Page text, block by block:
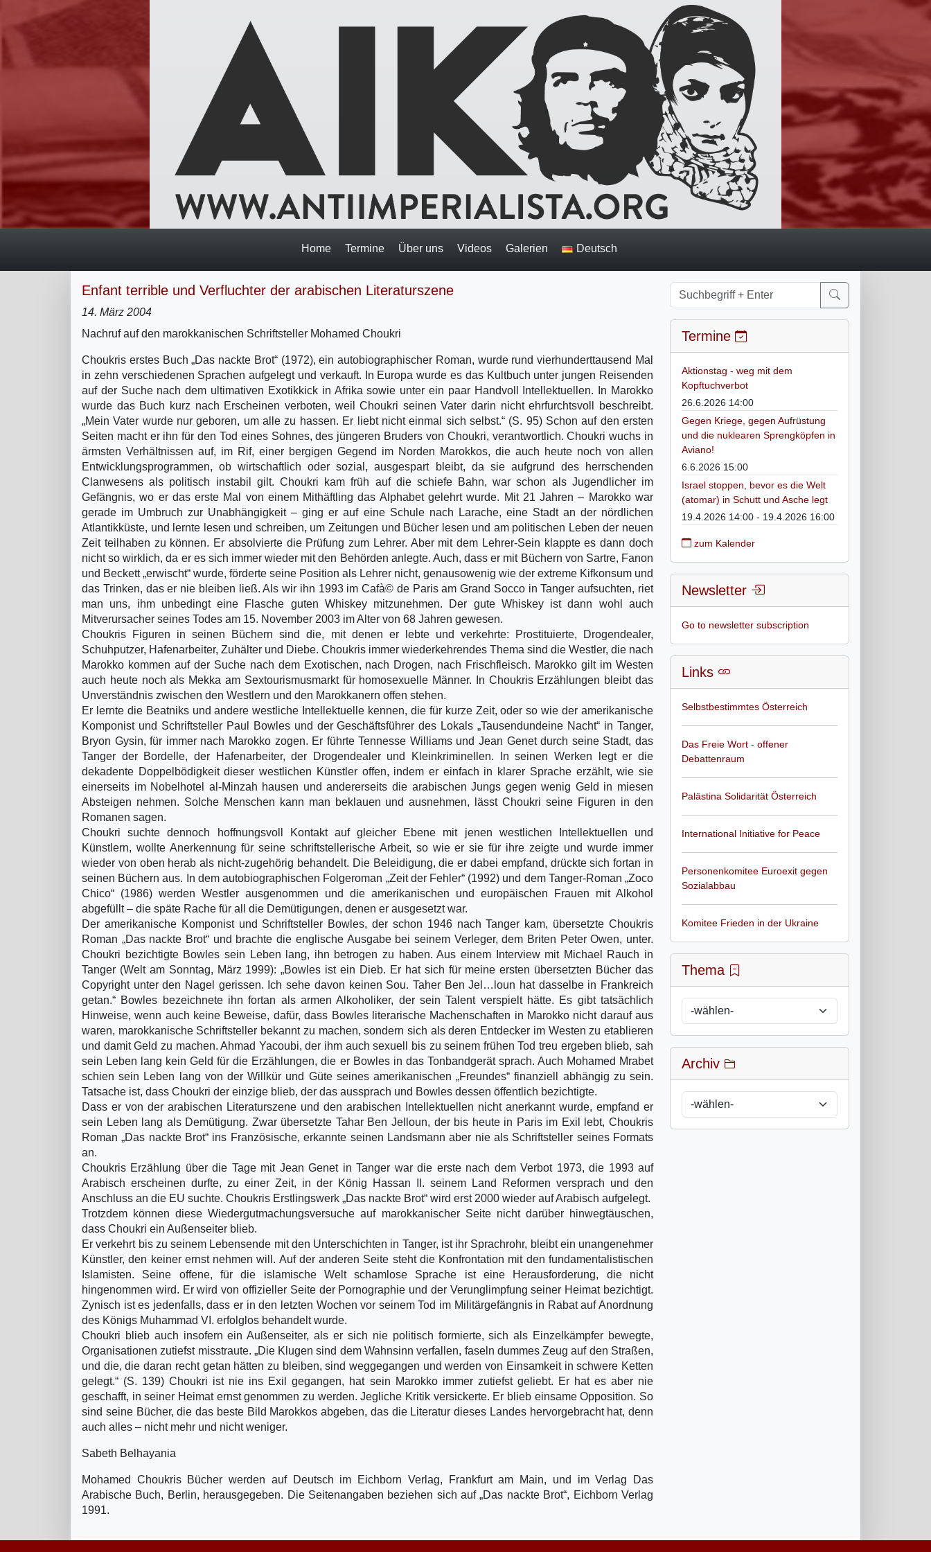
Home Termine Über uns Videos Galerien Deutsch
Enfant terrible und Verfluchter der arabischen Literaturszene
14. März 2004
Nachruf auf den marokkanischen Schriftsteller Mohamed Choukri
Choukris erstes Buch „Das nackte Brot“ (1972), ein autobiographischer Roman, wurde rund vierhunderttausend Mal
in zehn verschiedenen Sprachen aufgelegt und verkauft. In Europa wurde es das Kultbuch unter jungen Reisenden
auf der Suche nach dem ultimativen Exotikkick in Afrika sowie unter ein paar Handvoll Intellektuellen. In Marokko
wurde das Buch kurz nach Erscheinen verboten, weil Choukri seinen Vater darin nicht ehrfurchtsvoll beschreibt.
„Mein Vater wurde nur geboren, um alle zu hassen. Er liebt nicht einmal sich selbst.“ (S. 95) Schon auf den ersten
Seiten macht er ihn für den Tod eines Sohnes, des jüngeren Bruders von Choukri, verantwortlich. Choukri wuchs in
ärmsten Verhältnissen auf, im Rif, einer bergigen Gegend im Norden Marokkos, die auch heute noch von allen
Entwicklungsprogrammen, ob wirtschaftlich oder sozial, ausgespart bleibt, da sie aufgrund des herrschenden
Clanwesens als politisch instabil gilt. Choukri kam früh auf die schiefe Bahn, war schon als Jugendlicher im
Gefängnis, wo er das erste Mal von einem Mithäftling das Alphabet gelehrt wurde. Mit 21 Jahren – Marokko war
gerade im Umbruch zur Unabhängigkeit – ging er auf eine Schule nach Larache, eine Stadt an der nördlichen
Atlantikküste, und lernte lesen und schreiben, um Zeitungen und Bücher lesen und am politischen Leben der neuen
Zeit teilhaben zu können. Er absolvierte die Prüfung zum Lehrer. Aber mit dem Lehrer-Sein klappte es dann doch
nicht so wirklich, da er es sich immer wieder mit den Behörden anlegte. Auch, dass er mit Büchern von Sartre, Fanon
und Beckett „erwischt“ wurde, förderte seine Position als Lehrer nicht, genausowenig wie der extreme Kifkonsum und
das Trinken, das er nie bleiben ließ. Als wir ihn 1993 im Cafà© de Paris am Grand Socco in Tanger aufsuchten, riet
man uns, ihm unbedingt eine Flasche guten Whiskey mitzunehmen. Der gute Whiskey ist dann wohl auch
Mitverursacher seines Todes am 15. November 2003 im Alter von 68 Jahren gewesen.
Choukris Figuren in seinen Büchern sind die, mit denen er lebte und verkehrte: Prostituierte, Drogendealer,
Schuhputzer, Hafenarbeiter, Zuhälter und Diebe. Choukris immer wiederkehrendes Thema sind die Westler, die nach
Marokko kommen auf der Suche nach dem Exotischen, nach Drogen, nach Frischfleisch. Marokko gilt im Westen
auch heute noch als Mekka am Sextourismusmarkt für homosexuelle Männer. In Choukris Erzählungen bleibt das
Unverständnis zwischen den Westlern und den Marokkanern offen stehen.
Er lernte die Beatniks und andere westliche Intellektuelle kennen, die für kurze Zeit, oder so wie der amerikanische
Komponist und Schriftsteller Paul Bowles und der Geschäftsführer des Lokals „Tausendundeine Nacht“ in Tanger,
Bryon Gysin, für immer nach Marokko zogen. Er führte Tennesse Williams und Jean Genet durch seine Stadt, das
Tanger der Bordelle, der Hafenarbeiter, der Drogendealer und Kleinkriminellen. In seinen Werken legt er die
dekadente Doppelbödigkeit dieser westlichen Künstler offen, indem er einfach in klarer Sprache erzählt, wie sie
einerseits im Nobelhotel al-Minzah hausen und andererseits die arabischen Jungs gegen wenig Geld in miesen
Absteigen nehmen. Solche Menschen kann man beklauen und ausnehmen, lässt Choukri seine Figuren in den
Romanen sagen.
Choukri suchte dennoch hoffnungsvoll Kontakt auf gleicher Ebene mit jenen westlichen Intellektuellen und
Künstlern, wollte Anerkennung für seine schriftstellerische Arbeit, so wie er sie für ihre zeigte und wurde immer
wieder von oben herab als nicht-zugehörig behandelt. Die Beleidigung, die er dabei empfand, drückte sich fortan in
seinen Büchern aus. In dem autobiographischen Folgeroman „Zeit der Fehler“ (1992) und dem Tanger-Roman „Zoco
Chico“ (1986) werden Westler ausgenommen und die amerikanischen und europäischen Frauen mit Alkohol
abgefüllt – die späte Rache für all die Demütigungen, denen er ausgesetzt war.
Der amerikanische Komponist und Schriftsteller Bowles, der schon 1946 nach Tanger kam, übersetzte Choukris
Roman „Das nackte Brot“ und brachte die englische Ausgabe bei seinem Verleger, dem Briten Peter Owen, unter.
Choukri bezichtigte Bowles sein Leben lang, ihn betrogen zu haben. Aus einem Interview mit Michael Rauch in
Tanger (Welt am Sonntag, März 1999): „Bowles ist ein Dieb. Er hat sich für meine ersten übersetzten Bücher das
Copyright unter den Nagel gerissen. Ich sehe davon keinen Sou. Taher Ben Jel…­loun hat dasselbe in Frankreich
getan.“ Bowles bezeichnete ihn fortan als armen Alkoholiker, der sein Talent verspielt hätte. Es gibt tatsächlich
Hinweise, wenn auch keine Beweise, dafür, dass Bowles literarische Machenschaften in Marokko nicht darauf aus
waren, marokkanische Schriftsteller bekannt zu machen, sondern sich als deren Entdecker im Westen zu etablieren
und damit Geld zu machen. Ahmad Yacoubi, der ihm auch sexuell bis zu seinem frühen Tod treu ergeben blieb, sah
sein Leben lang kein Geld für die Erzählungen, die er Bowles in das Tonbandgerät sprach. Auch Mohamed Mrabet
schien sein Leben lang von der Willkür und Güte seines amerikanischen „Freundes“ finanziell abhängig zu sein.
Tatsache ist, dass Choukri der einzige blieb, der das aussprach und Bowles dessen öffentlich bezichtigte.
Dass er von der arabischen Literaturszene und den arabischen Intellektuellen nicht anerkannt wurde, empfand er
sein Leben lang als Demütigung. Zwar übersetzte Tahar Ben Jelloun, der bis heute in Paris im Exil lebt, Choukris
Roman „Das nackte Brot“ ins Französische, erkannte seinen Landsmann aber nie als Schriftsteller seines Formats
an.
Choukris Erzählung über die Tage mit Jean Genet in Tanger war die erste nach dem Verbot 1973, die 1993 auf
Arabisch erscheinen durfte, zu einer Zeit, in der König Hassan II. seinem Land Reformen versprach und den
Anschluss an die EU suchte. Choukris Erstlingswerk „Das nackte Brot“ wird erst 2000 wieder auf Arabisch aufgelegt.
Trotzdem können diese Wiedergutmachungsversuche auf marokkanischer Seite nicht darüber hinwegtäuschen,
dass Choukri ein Außenseiter blieb.
Er verkehrt bis zu seinem Lebensende mit den Unterschichten in Tanger, ist ihr Sprachrohr, bleibt ein unangenehmer
Künstler, den keiner ernst nehmen will. Auf der anderen Seite steht die Konfrontation mit den fundamentalistischen
Islamisten. Seine offene, für die islamische Welt schamlose Sprache ist eine Herausforderung, die nicht
hingenommen wird. Er wird von offizieller Seite der Pornographie und der Verunglimpfung seiner Heimat bezichtigt.
Zynisch ist es jedenfalls, dass er in den letzten Wochen vor seinem Tod im Militärgefängnis in Rabat auf Anordnung
des Königs Muhammad VI. erfolglos behandelt wurde.
Choukri blieb auch insofern ein Außenseiter, als er sich nie politisch formierte, sich als Einzelkämpfer bewegte,
Organisationen zutiefst misstraute. „Die Klugen sind dem Wahnsinn verfallen, faseln dummes Zeug auf den Straßen,
und die, die daran recht getan hätten zu bleiben, sind weggegangen und werden von Einsamkeit in schwere Ketten
gelegt.“ (S. 139) Choukri ist nie ins Exil gegangen, hat sein Marokko immer zutiefst geliebt. Er hat es aber nie
geschafft, in seiner Heimat ernst genommen zu werden. Jegliche Kritik versickerte. Er blieb einsame Opposition. So
sind seine Bücher, die das beste Bild Marokkos abgeben, das die Literatur dieses Landes hervorgebracht hat, denn
auch alles – nicht mehr und nicht weniger.
Sabeth Belhayania
Mohamed Choukris Bücher werden auf Deutsch im Eichborn Verlag, Frankfurt am Main, und im Verlag Das
Arabische Buch, Berlin, herausgegeben. Die Seitenangaben beziehen sich auf „Das nackte Brot“, Eichborn Verlag
1991.
Termine
Aktionstag - weg mit dem
Kopftuchverbot
26.6.2026 14:00
Gegen Kriege, gegen Aufrüstung
und die nuklearen Sprengköpfen in
Aviano!
6.6.2026 15:00
Israel stoppen, bevor es die Welt
(atomar) in Schutt und Asche legt
19.4.2026 14:00 - 19.4.2026 16:00
zum Kalender
Newsletter
Go to newsletter subscription
Links
Selbstbestimmtes Österreich
Das Freie Wort - offener
Debattenraum
Palästina Solidarität Österreich
International Initiative for Peace
Personenkomitee Euroexit gegen
Sozialabbau
Komitee Frieden in der Ukraine
Thema
Archiv